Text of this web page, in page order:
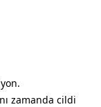
zamanda cildi